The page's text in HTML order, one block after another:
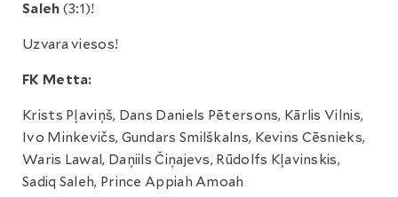
Saleh (3:1)!
Uzvara viesos!
FK Metta:
Krists Pļaviņš, Dans Daniels Pētersons, Kārlis Vilnis,
Ivo Minkevičs, Gundars Smilškalns, Kevins Cēsnieks,
Waris Lawal, Daņiils Čiņajevs, Rūdolfs Kļavinskis,
Sadiq Saleh, Prince Appiah Amoah